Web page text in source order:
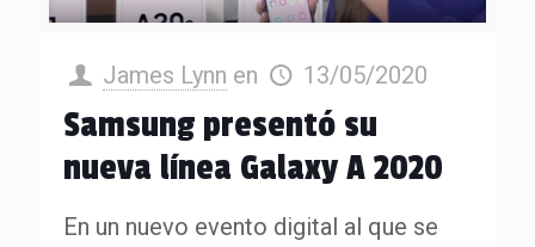
James Lynn en 13/05/2020
Samsung presentó su
nueva línea Galaxy A 2020
En un nuevo evento digital al que se